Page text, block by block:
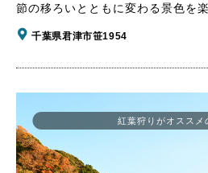
節の移ろいとともに変わる景色を
千葉県君津市笹1954
紅葉狩りがオススメ